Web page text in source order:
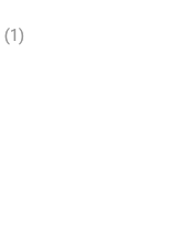
(1)